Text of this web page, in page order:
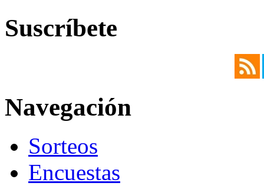
Suscríbete
Navegación
Sorteos
Encuestas